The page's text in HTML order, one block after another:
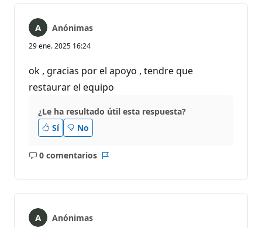
Anónimas
29 ene. 2025 16:24
ok , gracias por el apoyo , tendre que
restaurar el equipo
¿Le ha resultado útil esta respuesta?
Sí
No
0 comentarios
No
Anónimas